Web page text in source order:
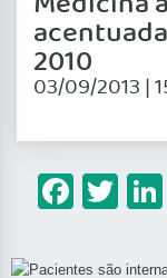
2010
03/09/2013 |